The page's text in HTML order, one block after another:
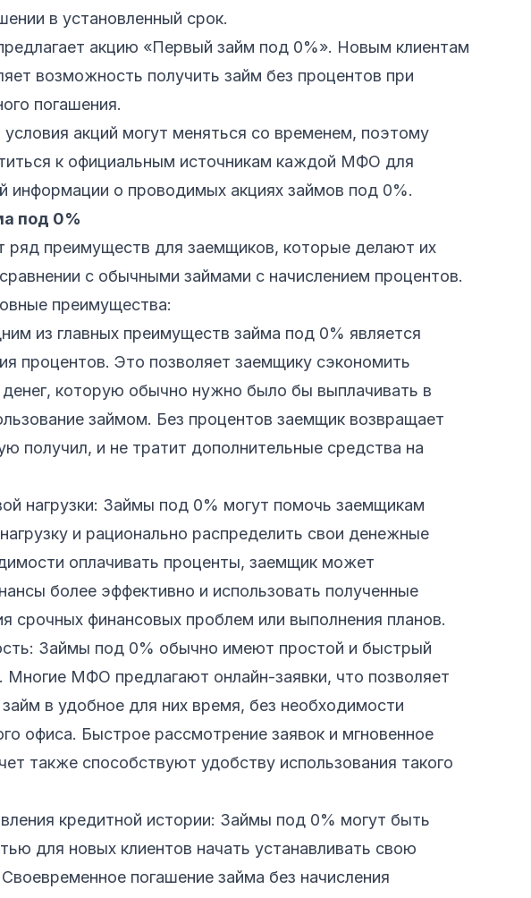
в установленный срок.
акцию «Первый займ под 0%». Новым клиентам
возможность получить займ без процентов при
погашения.
акций могут меняться со временем, поэтому
к официальным источникам каждой МФО для
информации о проводимых акциях займов под 0%.
под 0%
преимуществ для заемщиков, которые делают их
с обычными займами с начислением процентов.
преимущества:
из главных преимуществ займа под 0% является
процентов. Это позволяет заемщику сэкономить
которую обычно нужно было бы выплачивать в
займом. Без процентов заемщик возвращает
получил, и не тратит дополнительные средства на
нагрузки: Займы под 0% могут помочь заемщикам
и рационально распределить свои денежные
оплачивать проценты, заемщик может
более эффективно и использовать полученные
срочных финансовых проблем или выполнения планов.
Займы под 0% обычно имеют простой и быстрый
Многие МФО предлагают онлайн-заявки, что позволяет
в удобное для них время, без необходимости
офиса. Быстрое рассмотрение заявок и мгновенное
также способствуют удобству использования такого
кредитной истории: Займы под 0% могут быть
для новых клиентов начать устанавливать свою
погашение займа без начисления